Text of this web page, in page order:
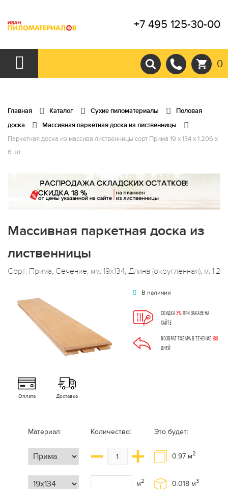
+7 495 125-30-00
0
Главная Каталог Сухие пиломатериалы
Половая
доска
Массивная паркетная доска из лиственницы
Паркетная доска из массива лиственницы сорт Прима 19 x 134 x 1.206 x
6 шт.
Массивная паркетная доска из
лиственницы
Сорт: Прима, Сечение, мм: 19x134, Длина (округленная), м: 1.2
В наличии
СКИДКА3%ПРИ ЗАКАЗЕ НА
САЙТЕ
ВОЗВРАТ ТОВАРА В ТЕЧЕНИЕ180
ДНЕЙ
Оплата Доставка
Материал: Количество:
м2
Это будет:
0.97 м2
0.018 м3